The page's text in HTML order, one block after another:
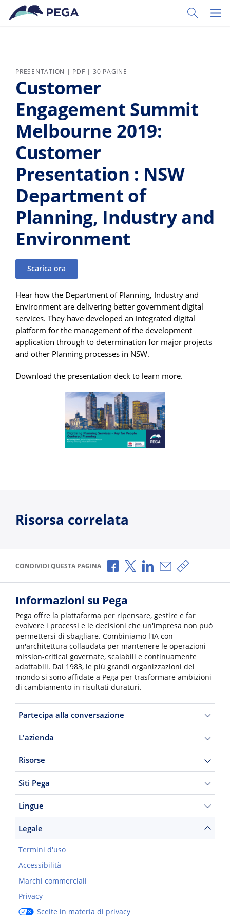
Vai direttamente al contenuto principale
Toggle
PRESENTATION | PDF | 30 PAGINE
Customer
Engagement Summit
Melbourne 2019:
Customer
Presentation : NSW
Department of
Planning, Industry and
Environment
Scarica ora
Hear how the Department of Planning, Industry and
Environment are delivering better government digital
services. They have developed an integrated digital
platform for the management of the development
application through to determination for major projects
and other Planning processes in NSW.
Download the presentation deck to learn more.
Risorsa correlata
CONDIVIDI QUESTA PAGINA Condividi via Facebook
Condividi via X
Condividi via
Condividi via e-
Copia link
Informazioni su Pega
Pega offre la piattaforma per ripensare, gestire e far
evolvere i processi e le decisioni che un'impresa non può
permettersi di sbagliare. Combiniamo l'IA con
un'architettura collaudata per mantenere le operazioni
mission-critical governate, scalabili e continuamente
adattabili. Dal 1983, le più grandi organizzazioni del
mondo si sono affidate a Pega per trasformare ambizioni
di cambiamento in risultati duraturi.
Partecipa alla conversazione
L'azienda
Risorse
Siti Pega
Lingue
Legale
Termini d'uso
Accessibilità
Marchi commerciali
Privacy
Scelte in materia di privacy